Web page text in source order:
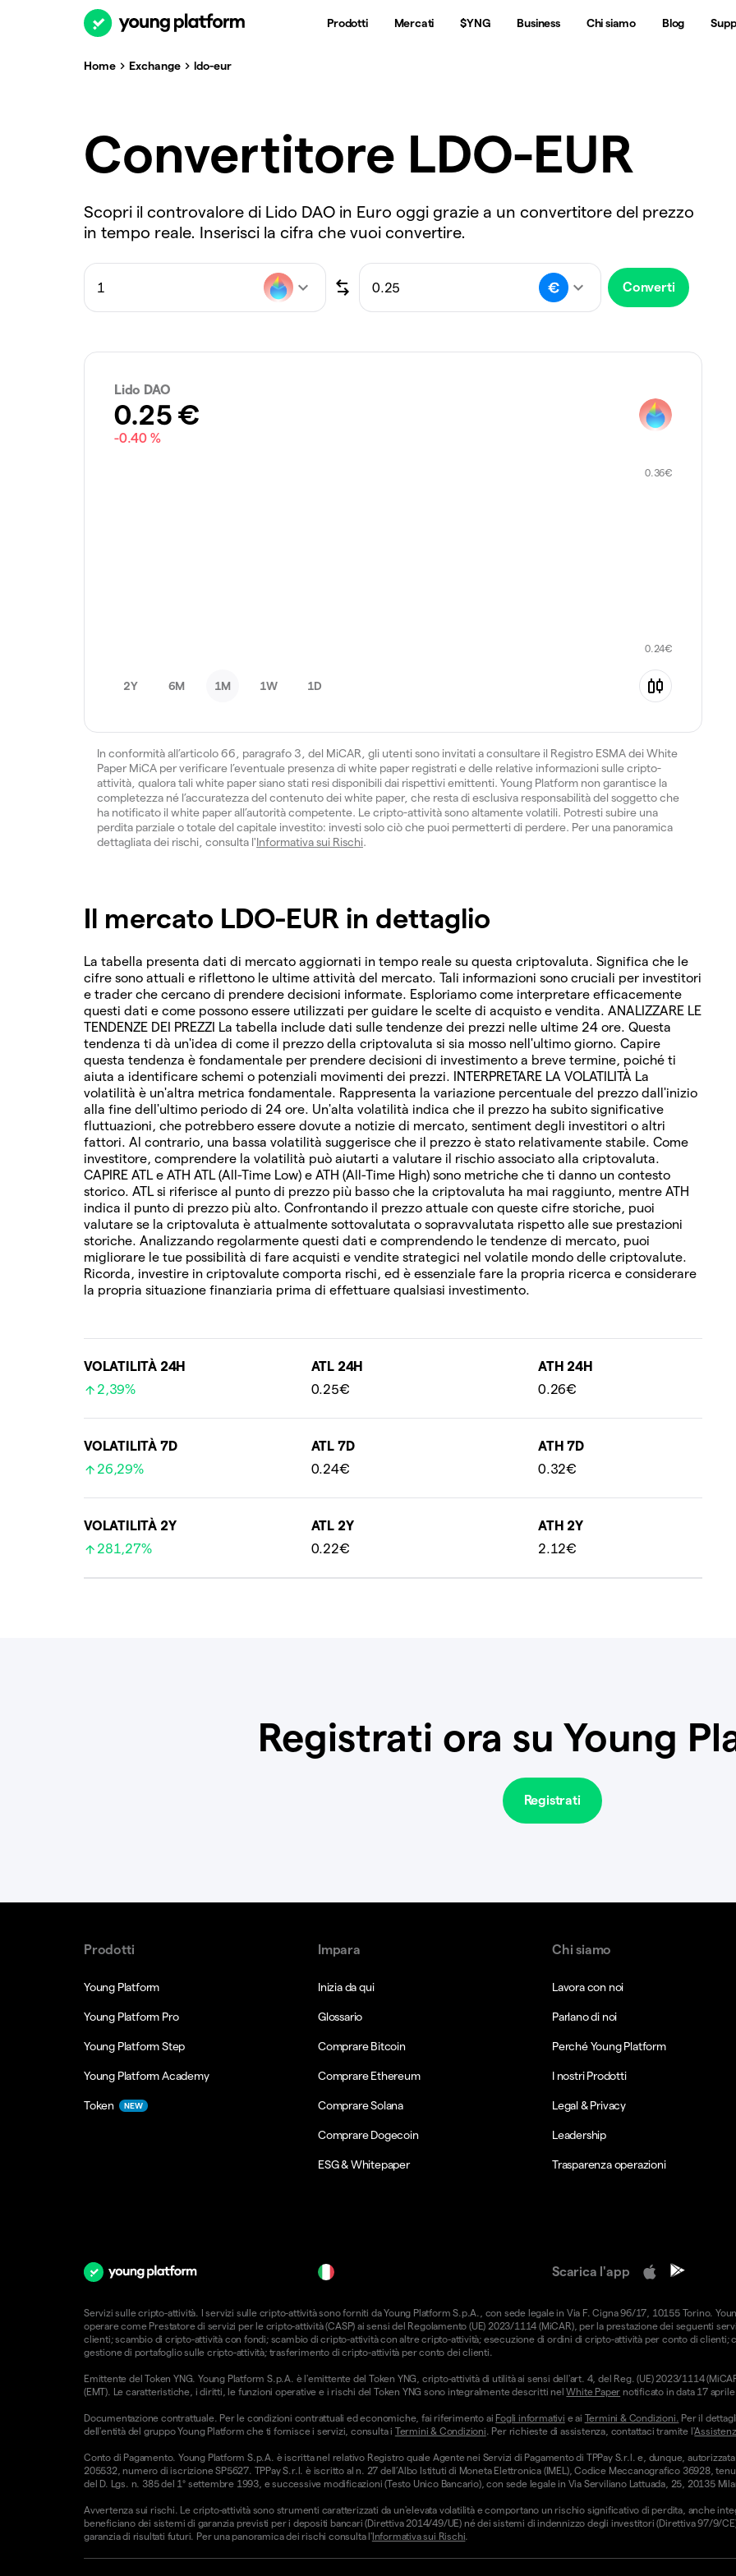
Prodotti Mercati $YNG Business Chi siamo Blog
Home Exchange ldo-eur
Convertitore LDO-EUR
Scopri il controvalore di Lido DAO in Euro oggi grazie a un convertitore del prezzo
in tempo reale. Inserisci la cifra che vuoi convertire.
Converti
Lido DAO
0.25 €
-0.40 %
0.36€
0.24€
2Y 6M 1M 1W 1D
In conformità all’articolo 66, paragrafo 3, del MiCAR, gli utenti sono invitati a consultare il Registro ESMA dei White
Paper MiCA per verificare l’eventuale presenza di white paper registrati e delle relative informazioni sulle cripto-
attività, qualora tali white paper siano stati resi disponibili dai rispettivi emittenti. Young Platform non garantisce la
completezza né l’accuratezza del contenuto dei white paper, che resta di esclusiva responsabilità del soggetto che
ha notificato il white paper all’autorità competente. Le cripto-attività sono altamente volatili. Potresti subire una
perdita parziale o totale del capitale investito: investi solo ciò che puoi permetterti di perdere. Per una panoramica
dettagliata dei rischi, consulta l'Informativa sui Rischi.
Il mercato LDO-EUR in dettaglio
La tabella presenta dati di mercato aggiornati in tempo reale su questa criptovaluta. Significa che le
cifre sono attuali e riflettono le ultime attività del mercato. Tali informazioni sono cruciali per investitori
e trader che cercano di prendere decisioni informate. Esploriamo come interpretare efficacemente
questi dati e come possono essere utilizzati per guidare le scelte di acquisto e vendita. ANALIZZARE LE
TENDENZE DEI PREZZI La tabella include dati sulle tendenze dei prezzi nelle ultime 24 ore. Questa
tendenza ti dà un'idea di come il prezzo della criptovaluta si sia mosso nell'ultimo giorno. Capire
questa tendenza è fondamentale per prendere decisioni di investimento a breve termine, poiché ti
aiuta a identificare schemi o potenziali movimenti dei prezzi. INTERPRETARE LA VOLATILITÀ La
volatilità è un'altra metrica fondamentale. Rappresenta la variazione percentuale del prezzo dall'inizio
alla fine dell'ultimo periodo di 24 ore. Un'alta volatilità indica che il prezzo ha subito significative
fluttuazioni, che potrebbero essere dovute a notizie di mercato, sentiment degli investitori o altri
fattori. Al contrario, una bassa volatilità suggerisce che il prezzo è stato relativamente stabile. Come
investitore, comprendere la volatilità può aiutarti a valutare il rischio associato alla criptovaluta.
CAPIRE ATL e ATH ATL (All-Time Low) e ATH (All-Time High) sono metriche che ti danno un contesto
storico. ATL si riferisce al punto di prezzo più basso che la criptovaluta ha mai raggiunto, mentre ATH
indica il punto di prezzo più alto. Confrontando il prezzo attuale con queste cifre storiche, puoi
valutare se la criptovaluta è attualmente sottovalutata o sopravvalutata rispetto alle sue prestazioni
storiche. Analizzando regolarmente questi dati e comprendendo le tendenze di mercato, puoi
migliorare le tue possibilità di fare acquisti e vendite strategici nel volatile mondo delle criptovalute.
Ricorda, investire in criptovalute comporta rischi, ed è essenziale fare la propria ricerca e considerare
la propria situazione finanziaria prima di effettuare qualsiasi investimento.
VOLATILITÀ 24H
2,39%
ATL 24H
0.25€
ATH 24H
0.26€
VOLATILITÀ 7D
26,29%
ATL 7D
0.24€
ATH 7D
0.32€
VOLATILITÀ 2Y
281,27%
ATL 2Y
0.22€
ATH 2Y
2.12€
Registrati ora su Young
Registrati
Prodotti
Young Platform
Young Platform Pro
Young Platform Step
Young Platform Academy
Token NEW
Impara
Inizia da qui
Glossario
Comprare Bitcoin
Comprare Ethereum
Comprare Solana
Comprare Dogecoin
ESG & Whitepaper
Chi siamo
Lavora con noi
Parlano di noi
Perché Young Platform
I nostri Prodotti
Legal & Privacy
Leadership
Trasparenza operazioni
Scarica l'app
Servizi sulle cripto-attività. I servizi sulle cripto-attività sono forniti da Young Platform S.p.A., con sede legale in Via F. Cigna 96/17, 10155 Torino.
operare come Prestatore di servizi per le cripto-attività (CASP) ai sensi del Regolamento (UE) 2023/1114 (MiCAR), per la prestazione dei seguenti
clienti; scambio di cripto-attività con fondi; scambio di cripto-attività con altre cripto-attività; esecuzione di ordini di cripto-attività per conto di
gestione di portafoglio sulle cripto-attività; trasferimento di cripto-attività per conto dei clienti.
Emittente del Token YNG. Young Platform S.p.A. è l'emittente del Token YNG, cripto-attività di utilità ai sensi dell'art. 4, del Reg. (UE) 2023/1114
(EMT). Le caratteristiche, i diritti, le funzioni operative e i rischi del Token YNG sono integralmente descritti nelWhite Paper notificato in data 17 aprile
Documentazione contrattuale. Per le condizioni contrattuali ed economiche, fai riferimento ai Fogli informativi e ai Termini & Condizioni. Per il
dell'entità del gruppo Young Platform che ti fornisce i servizi, consulta i Termini & Condizioni. Per richieste di assistenza, contattaci tramite l'
Conto di Pagamento. Young Platform S.p.A. è iscritta nel relativo Registro quale Agente nei Servizi di Pagamento di TPPay S.r.l. e, dunque,
205532, numero di iscrizione SP5627. TPPay S.r.l. è iscritto al n. 27 dell’Albo Istituti di Moneta Elettronica (IMEL), Codice Meccanografico 36928,
del D. Lgs. n. 385 del 1° settembre 1993, e successive modificazioni (Testo Unico Bancario), con sede legale in Via Serviliano Lattuada, 25, 20135
Avvertenza sui rischi. Le cripto-attività sono strumenti caratterizzati da un'elevata volatilità e comportano un rischio significativo di perdita, anche
beneficiano dei sistemi di garanzia previsti per i depositi bancari (Direttiva 2014/49/UE) né dei sistemi di indennizzo degli investitori (Direttiva 97/9/
garanzia di risultati futuri. Per una panoramica dei rischi consulta l'Informativa sui Rischi.